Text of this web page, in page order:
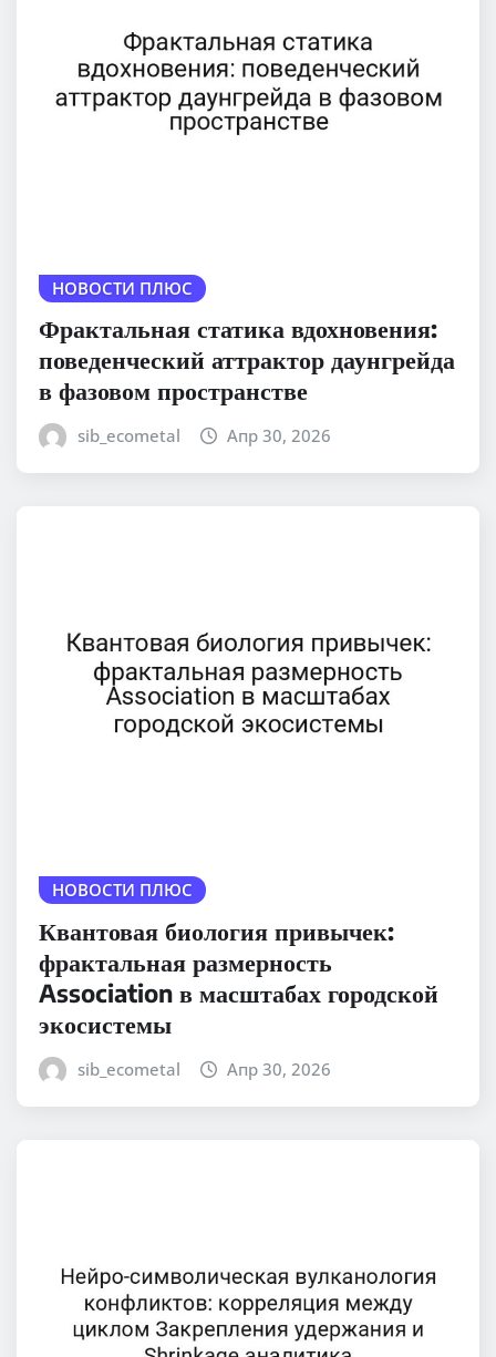
НОВОСТИ ПЛЮС
Фрактальная статика вдохновения:
поведенческий аттрактор даунгрейда
в фазовом пространстве
sib_ecometal Апр 30, 2026
НОВОСТИ ПЛЮС
Квантовая биология привычек:
фрактальная размерность
Association в масштабах городской
экосистемы
sib_ecometal Апр 30, 2026